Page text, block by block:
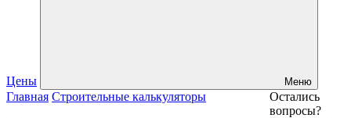
Цены Меню
Главная Строительные калькуляторы
Остались
вопросы?